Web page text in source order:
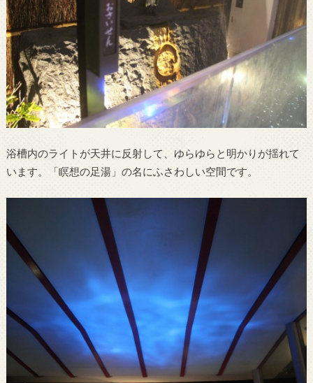
浴槽内のライトが天井に反射して、ゆらゆらと明かりが揺れて
います。「瞑想の足湯」の名にふさわしい空間です。